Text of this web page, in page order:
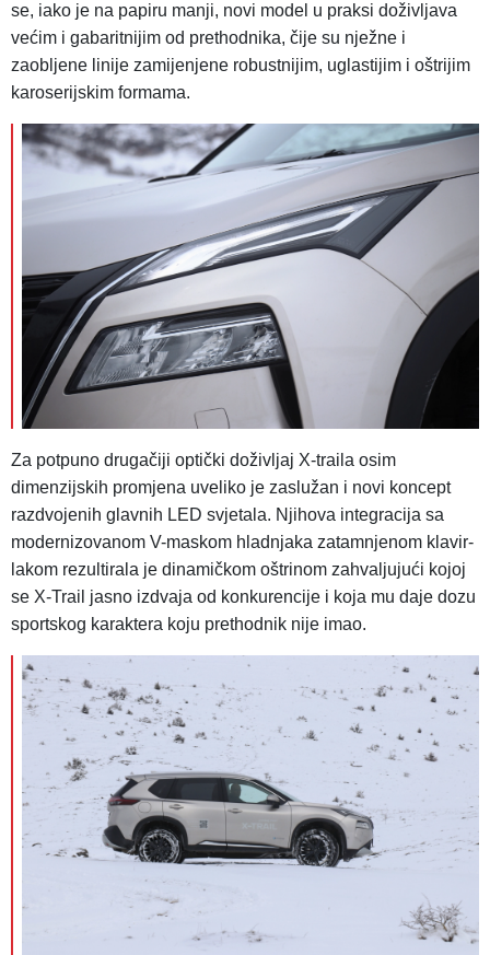
se, iako je na papiru manji, novi model u praksi doživljava
većim i gabaritnijim od prethodnika, čije su nježne i
zaobljene linije zamijenjene robustnijim, uglastijim i oštrijim
karoserijskim formama.
Za potpuno drugačiji optički doživljaj X-traila osim
dimenzijskih promjena uveliko je zaslužan i novi koncept
razdvojenih glavnih LED svjetala. Njihova integracija sa
modernizovanom V-maskom hladnjaka zatamnjenom klavir-
lakom rezultirala je dinamičkom oštrinom zahvaljujući kojoj
se X-Trail jasno izdvaja od konkurencije i koja mu daje dozu
sportskog karaktera koju prethodnik nije imao.